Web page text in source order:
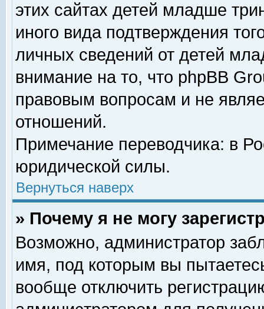
этих сайтах детей младше
иного вида подтверждения
личных сведений от детей
внимание на то, что phpBB
правовым вопросам и не
отношений.
Примечание переводчика: в
юридической силы.
Вернуться наверх
» Почему я не могу
Возможно, администратор
имя, под которым вы
вообще отключить